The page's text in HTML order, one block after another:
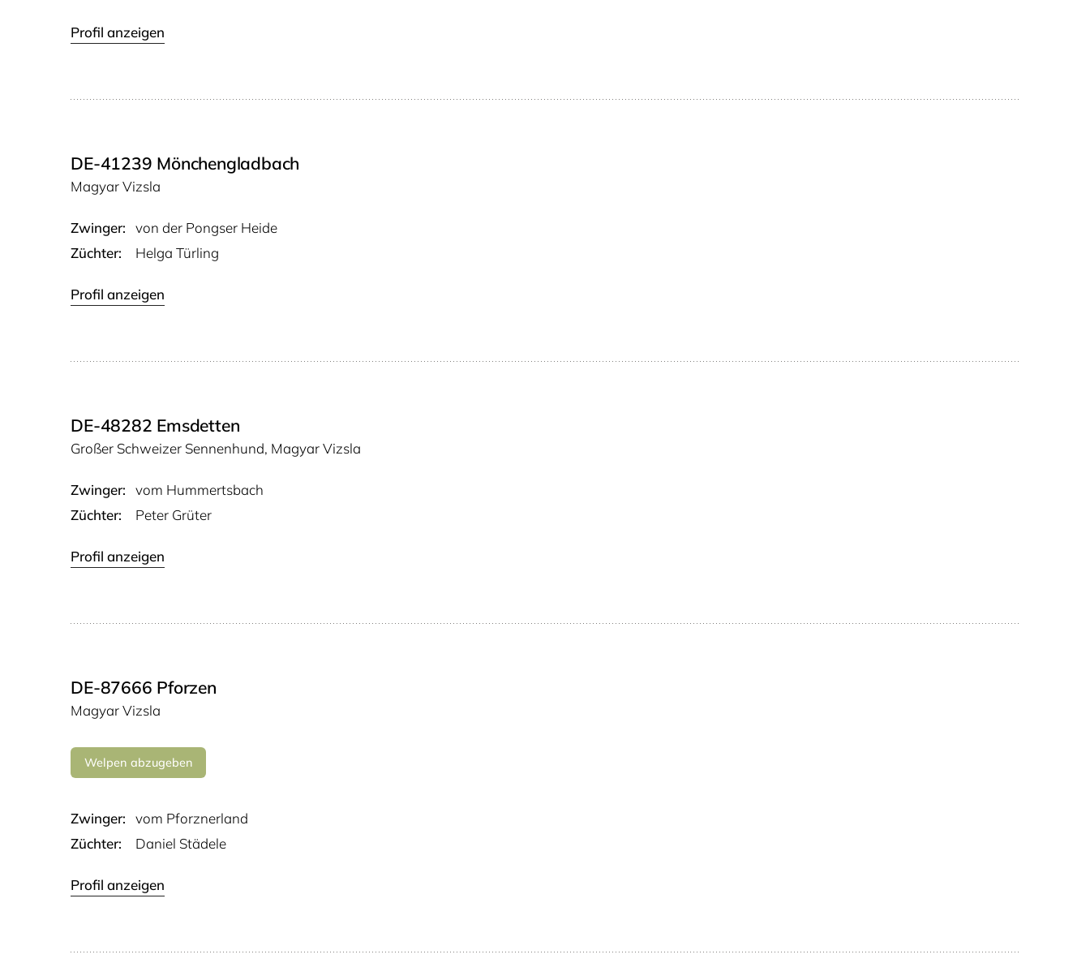
Profil anzeigen
DE-41239 Mönchengladbach
Magyar Vizsla
Zwinger:
von der Pong­ser Heide
Züchter:
Helga Türling
Profil anzeigen
DE-48282 Emsdetten
Großer Schweizer Sennenhund, Magyar Vizsla
Zwinger:
vom Hum­merts­bach
Züchter:
Peter Grüter
Profil anzeigen
DE-87666 Pforzen
Magyar Vizsla
Welpen abzugeben
Zwinger:
vom Pforz­ner­land
Züchter:
Daniel Städele
Profil anzeigen